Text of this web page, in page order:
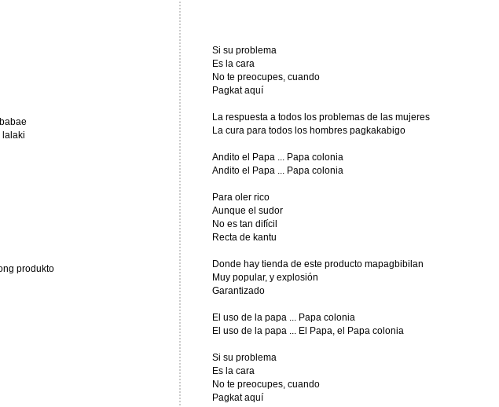
lalaki
produkto
Si su problema
Es la cara
No te preocupes, cuando
Pagkat aquí
La respuesta a todos los problemas de las mujeres
La cura para todos los hombres pagkakabigo
Andito el Papa ... Papa colonia
Andito el Papa ... Papa colonia
Para oler rico
Aunque el sudor
No es tan difícil
Recta de kantu
Donde hay tienda de este producto mapagbibilan
Muy popular, y explosión
Garantizado
El uso de la papa ... Papa colonia
El uso de la papa ... El Papa, el Papa colonia
Si su problema
Es la cara
No te preocupes, cuando
Pagkat aquí